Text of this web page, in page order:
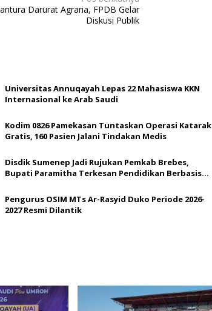
Darurat Agraria, FPDB Gelar
Diskusi Publik
Universitas Annuqayah Lepas 22 Mahasiswa KKN
Internasional ke Arab Saudi
Kodim 0826 Pamekasan Tuntaskan Operasi Katarak
Gratis, 160 Pasien Jalani Tindakan Medis
Disdik Sumenep Jadi Rujukan Pemkab Brebes,
Bupati Paramitha Terkesan Pendidikan Berbasis
Pengurus OSIM MTs Ar-Rasyid Duko Periode 2026-
2027 Resmi Dilantik